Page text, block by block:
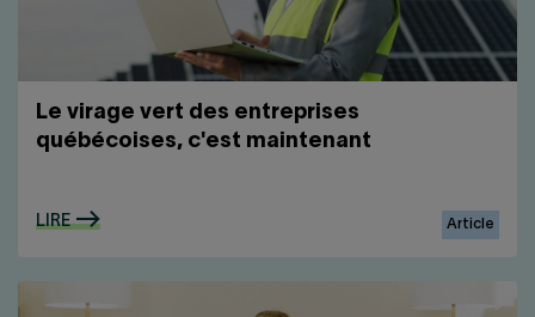
Le virage vert des entreprises
québécoises, c'est maintenant
LIRE Article